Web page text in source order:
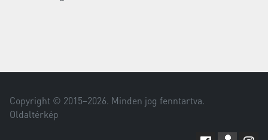
Copyright © 2015–2026. Minden jog fenntartva.
Oldaltérkép